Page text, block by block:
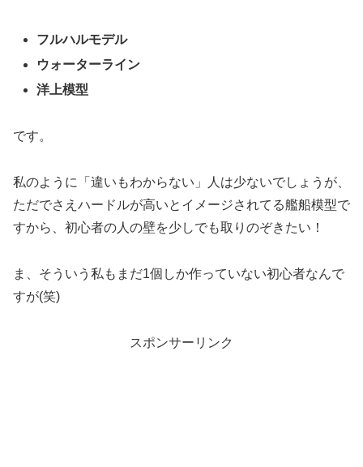
フルハルモデル
ウォーターライン
洋上模型
です。
私のように「違いもわからない」人は少ないでしょうが、
ただでさえハードルが高いとイメージされてる艦船模型で
すから、初心者の人の壁を少しでも取りのぞきたい！
ま、そういう私もまだ1個しか作っていない初心者なんで
すが(笑)
スポンサーリンク